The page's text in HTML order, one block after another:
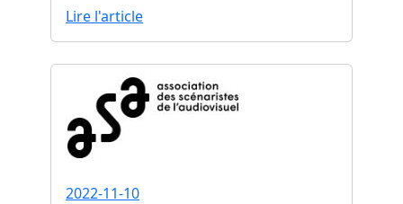
Lire l'article
2022-11-10